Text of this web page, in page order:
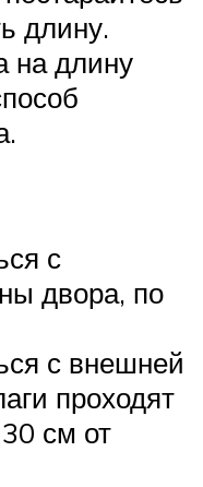
длину.
на длину
с
двора, по
с внешней
проходят
см от